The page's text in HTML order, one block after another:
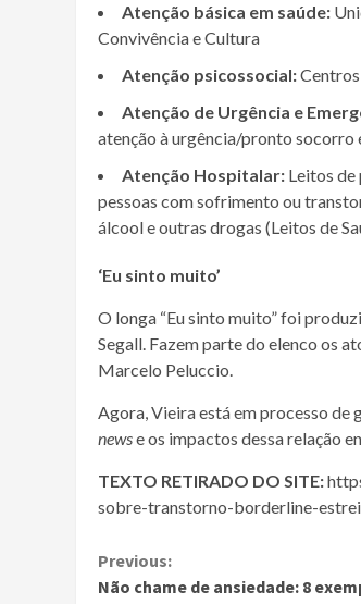
Atenção básica em saúde:
Convivência e Cultura
Atenção psicossocial:
Atenção de Urgência e
atenção à urgência/pronto socorro
Atenção Hospitalar: Leitos de
pessoas com sofrimento ou
álcool e outras drogas (Leitos de
‘Eu sinto muito’
O longa “Eu sinto muito” foi
Segall. Fazem parte do elenco os
Marcelo Peluccio.
Agora, Vieira está em processo de
newse os impactos dessa relação
TEXTO RETIRADO DO SITE:
sobre-transtorno-borderline-
Continue
Previous:
Não chame de ansiedade: 8